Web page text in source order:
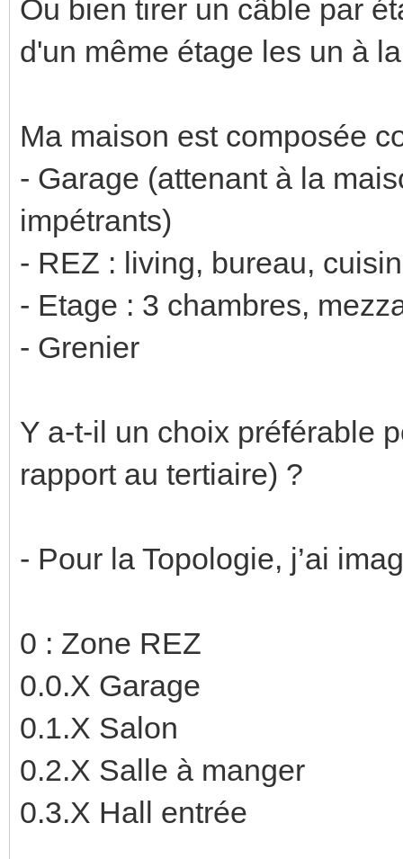
Ou bien tirer un câble par
d'un même étage les un à
Ma maison est composée
- Garage (attenant à la
impétrants)
- REZ : living, bureau,
- Etage : 3 chambres,
- Grenier
Y a-t-il un choix préférable
rapport au tertiaire) ?
- Pour la Topologie, j’ai
0 : Zone REZ
0.0.X Garage
0.1.X Salon
0.2.X Salle à manger
0.3.X Hall entrée